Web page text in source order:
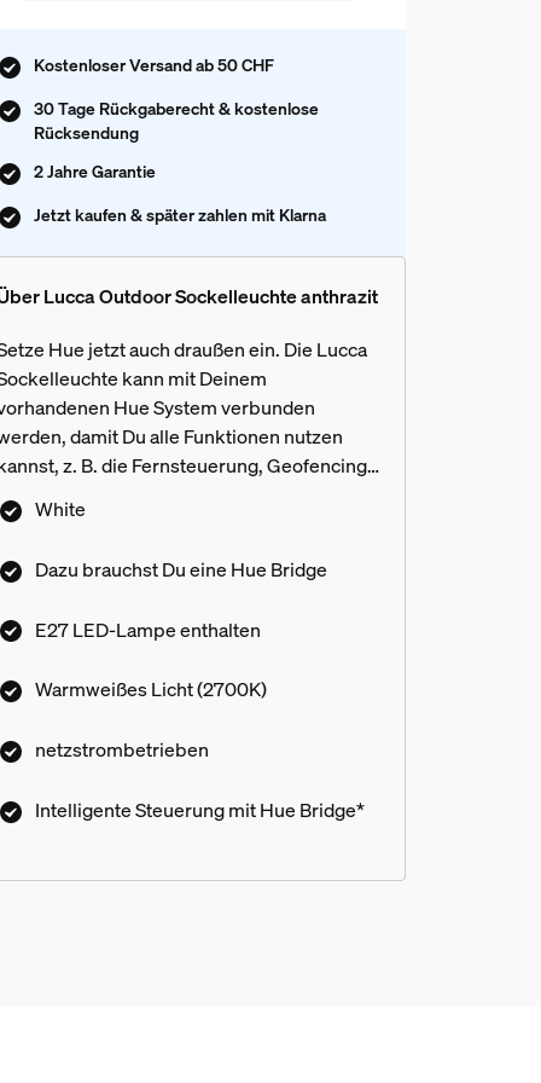
Kostenloser Versand ab 50 CHF
30 Tage Rückgaberecht & kostenlose
Rücksendung
2 Jahre Garantie
Jetzt kaufen & später zahlen mit Klarna
Lucca Outdoor Sockelleuchte anthrazit
Hue jetzt auch draußen ein. Die Lucca
kann mit Deinem
Hue System verbunden
damit Du alle Funktionen nutzen
z. B. die Fernsteuerung, Geofencing,
dimmen und Einstellen von Zeitplänen. Eine
Hue Bridge ist erforderlich (nicht im
White
Dazu brauchst Du eine Hue Bridge
E27 LED-Lampe enthalten
Warmweißes Licht (2700K)
netzstrombetrieben
Intelligente Steuerung mit Hue Bridge*